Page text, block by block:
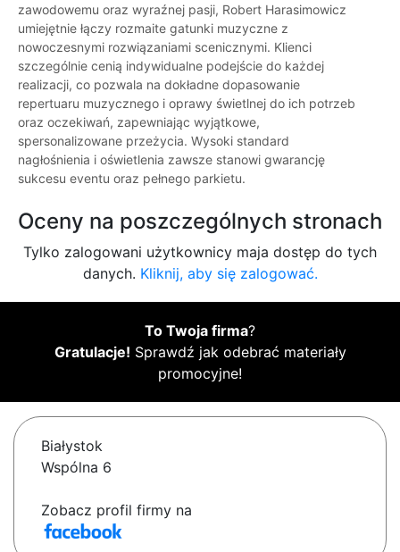
zawodowemu oraz wyraźnej pasji, Robert Harasimowicz
umiejętnie łączy rozmaite gatunki muzyczne z
nowoczesnymi rozwiązaniami scenicznymi. Klienci
szczególnie cenią indywidualne podejście do każdej
realizacji, co pozwala na dokładne dopasowanie
repertuaru muzycznego i oprawy świetlnej do ich potrzeb
oraz oczekiwań, zapewniając wyjątkowe,
spersonalizowane przeżycia. Wysoki standard
nagłośnienia i oświetlenia zawsze stanowi gwarancję
sukcesu eventu oraz pełnego parkietu.
Oceny na poszczególnych stronach
Tylko zalogowani użytkownicy maja dostęp do tych
danych. Kliknij, aby się zalogować.
To Twoja firma?
Gratulacje! Sprawdź jak odebrać materiały
promocyjne!
Białystok
Wspólna 6
Zobacz profil firmy na